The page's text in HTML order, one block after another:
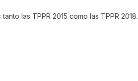
las TPPR 2015 como las TPPR 2018.